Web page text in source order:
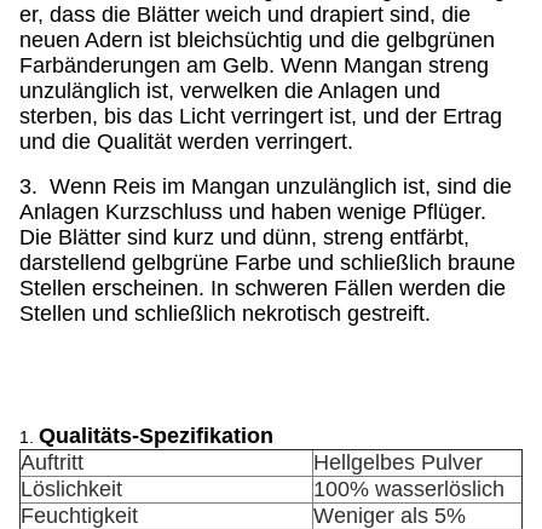
er, dass die Blätter weich und drapiert sind, die
neuen Adern ist bleichsüchtig und die gelbgrünen
Farbänderungen am Gelb. Wenn Mangan streng
unzulänglich ist, verwelken die Anlagen und
sterben, bis das Licht verringert ist, und der Ertrag
und die Qualität werden verringert.
3. Wenn Reis im Mangan unzulänglich ist, sind die
Anlagen Kurzschluss und haben wenige Pflüger.
Die Blätter sind kurz und dünn, streng entfärbt,
darstellend gelbgrüne Farbe und schließlich braune
Stellen erscheinen. In schweren Fällen werden die
Stellen und schließlich nekrotisch gestreift.
1. Qualitäts-Spezifikation
Auftritt
Hellgelbes Pulver
Löslichkeit
100% wasserlöslich
Feuchtigkeit
Weniger als 5%